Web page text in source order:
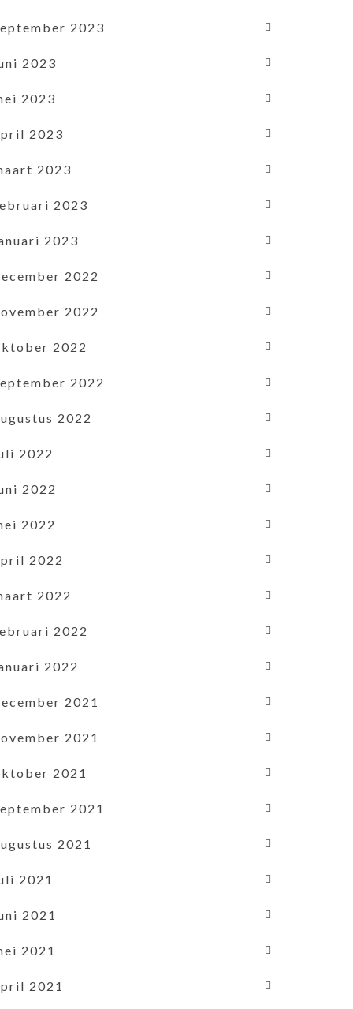
2023
2023
2023
2023
2023
2023
2023
2022
2022
2022
2022
2022
2022
2022
2022
2022
2022
2022
2022
2021
2021
2021
2021
2021
2021
2021
2021
2021